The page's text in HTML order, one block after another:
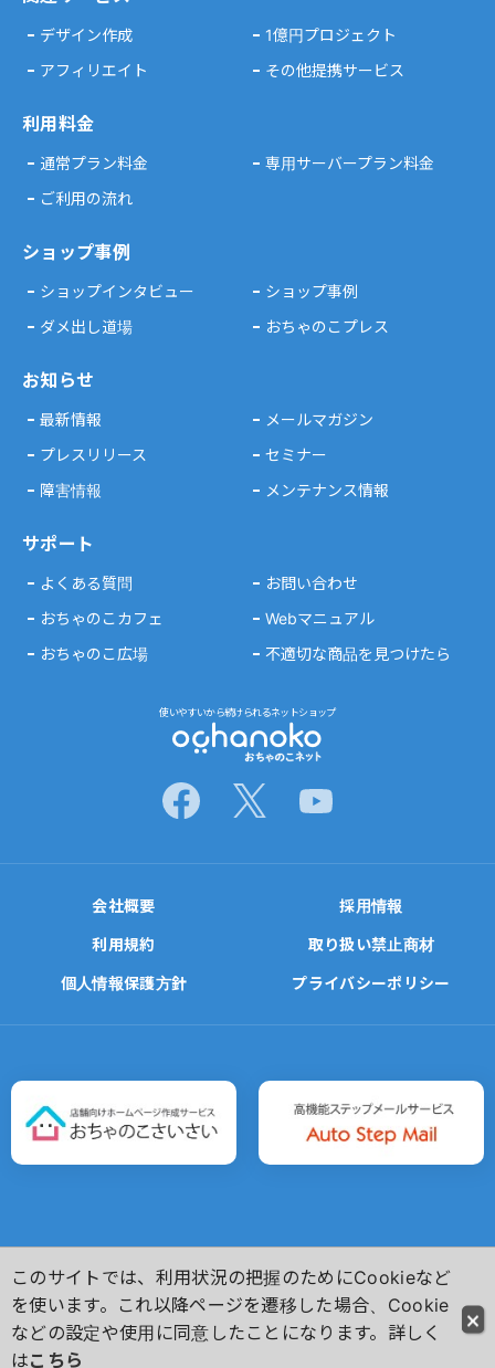
使いやすいから続けられるネットショップ
デザイン作成
1億円プロジェクト
アフィリエイト
その他提携サービス
利用料金
通常プラン料金
専用サーバープラン料金
ご利用の流れ
ショップ事例
ショップインタビュー
ショップ事例
ダメ出し道場
おちゃのこプレス
お知らせ
最新情報
メールマガジン
プレスリリース
セミナー
障害情報
メンテナンス情報
サポート
よくある質問
お問い合わせ
おちゃのこカフェ
Webマニュアル
おちゃのこ広場
不適切な商品を見つけたら
会社概要 採用情報
利用規約 取り扱い禁止商材
個人情報保護方針 プライバシーポリシー
Copyright(C)Ochanoko-Net Inc. All Rights Reserved.
このサイトでは、利用状況の把握のためにCookieなど
を使います。これ以降ページを遷移した場合、Cookie
などの設定や使用に同意したことになります。詳しく
はこちら